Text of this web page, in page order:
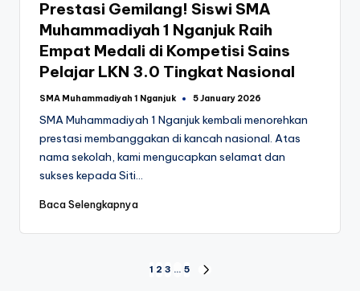
Prestasi Gemilang! Siswi SMA
Muhammadiyah 1 Nganjuk Raih
Empat Medali di Kompetisi Sains
Pelajar LKN 3.0 Tingkat Nasional
Posted
SMA Muhammadiyah 1 Nganjuk 5 January 2026
SMA Muhammadiyah 1 Nganjuk kembali menorehkan
prestasi membanggakan di kancah nasional. Atas
nama sekolah, kami mengucapkan selamat dan
sukses kepada Siti…
Baca Selengkapnya
1 2 3 … 5